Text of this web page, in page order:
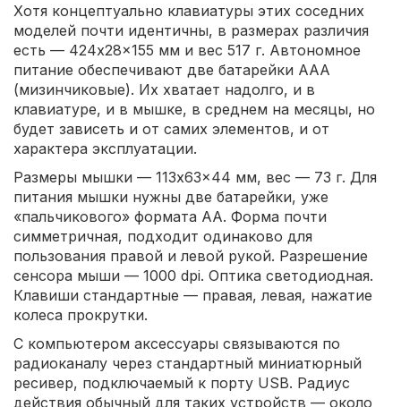
Хотя концептуально клавиатуры этих соседних
моделей почти идентичны, в размерах различия
есть — 424x28x155 мм и вес 517 г. Автономное
питание обеспечивают две батарейки AAA
(мизинчиковые). Их хватает надолго, и в
клавиатуре, и в мышке, в среднем на месяцы, но
будет зависеть и от самих элементов, и от
характера эксплуатации.
Размеры мышки — 113x63x44 мм, вес — 73 г. Для
питания мышки нужны две батарейки, уже
«пальчикового» формата АА. Форма почти
симметричная, подходит одинаково для
пользования правой и левой рукой. Разрешение
сенсора мыши — 1000 dpi. Оптика светодиодная.
Клавиши стандартные — правая, левая, нажатие
колеса прокрутки.
С компьютером аксессуары связываются по
радиоканалу через стандартный миниатюрный
ресивер, подключаемый к порту USB. Радиус
действия обычный для таких устройств — около